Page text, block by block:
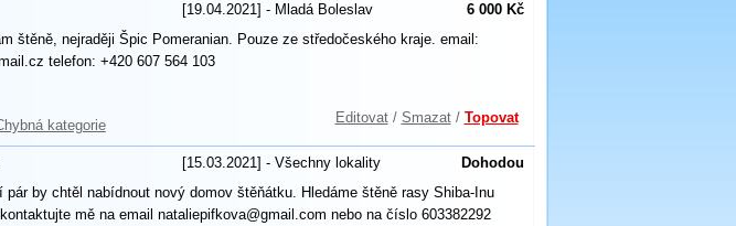
[19.04.2021] - Mladá Boleslav
6 000 Kč
štěně, nejraději Špic Pomeranian. Pouze ze středočeského kraje. email:
telefon: +420 607 564 103
kategorie Editovat/ Smazat/ Topovat
[15.03.2021] - Všechny lokality
Dohodou
by chtěl nabídnout nový domov štěňátku. Hledáme štěně rasy Shiba-Inu
mě na email nataliepifkova@gmail.com nebo na číslo 603382292